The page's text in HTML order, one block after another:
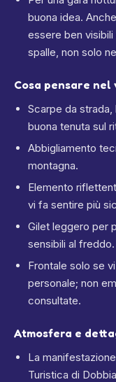
buona idea.
essere ben visibili
spalle, non solo
Cosa pensare
Scarpe da
buona tenuta sul
Abbigliamento
montagna.
Elemento
vi fa sentire più
Gilet leggero per
sensibili al freddo.
Frontale solo se
personale; non
consultate.
Atmosfera e
La
Turistica di